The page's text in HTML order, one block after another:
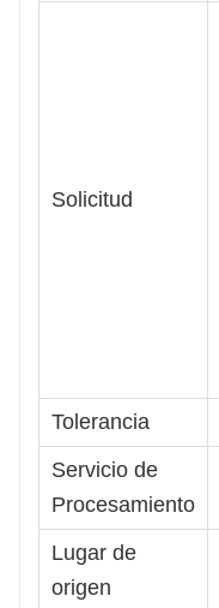
Solicitud
Tolerancia
Servicio de
Procesamiento
Lugar de
origen